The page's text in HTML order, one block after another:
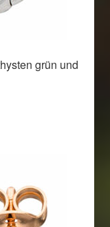
grün und